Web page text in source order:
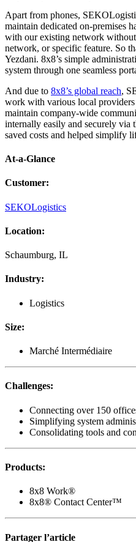
Apart from phones,
maintain dedicated on-premises
with our existing network
network, or specific feature. So
Yezdani. 8x8’s simple
system through one seamless
And due to 8x8’s global reach,
work with various local
maintain company-wide
internally easily and securely via
saved costs and helped simplify
At-a-Glance
Customer:
SEKOLogistics
Location:
Schaumburg, IL
Industry:
Logistics
Size:
Marché Intermédiaire
Challenges:
Connecting over 150
Simplifying system
Consolidating tools and
Products:
8x8 Work®
8x8® Contact Center™
Partager l’article